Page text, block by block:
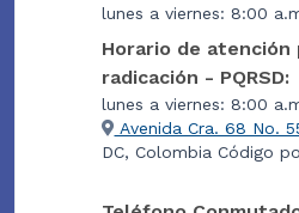
lunes a viernes: 8:00
Horario de atención
radicación - PQRSD:
lunes a viernes: 8:00
Avenida Cra. 68 No.
DC, Colombia Código